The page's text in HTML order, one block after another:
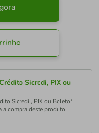
Sicredi, PIX ou
Sicredi , PIX ou Boleto*
a compra deste produto.